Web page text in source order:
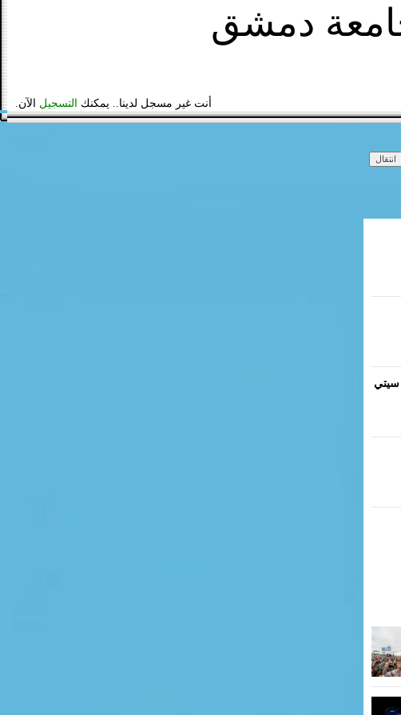
دمشق
أنت غير مسجل لدينا.. يمكنك التسجيل الآن.
سيتي